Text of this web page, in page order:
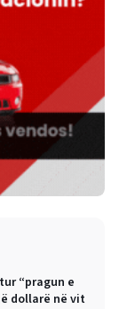
“pragun e
dollarë në vit